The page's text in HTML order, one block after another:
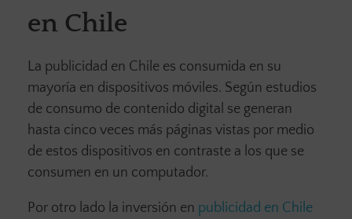
en Chile
La publicidad en Chile es consumida en su
mayoría en dispositivos móviles. Según estudios
de consumo de contenido digital se generan
hasta cinco veces más páginas vistas por medio
de estos dispositivos en contraste a los que se
consumen en un computador.
Por otro lado la inversión en publicidad en Chile